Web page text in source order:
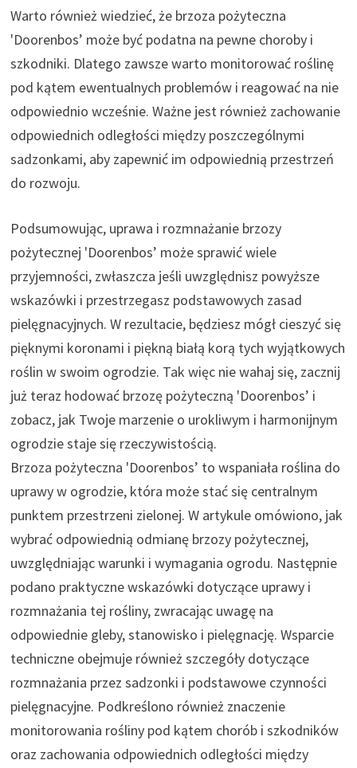
Warto również wiedzieć, że brzoza pożyteczna
'Doorenbos’ może być podatna na pewne choroby i
szkodniki. Dlatego zawsze warto monitorować roślinę
pod kątem ewentualnych problemów i reagować na nie
odpowiednio wcześnie. Ważne jest również zachowanie
odpowiednich odległości między poszczególnymi
sadzonkami, aby zapewnić im odpowiednią przestrzeń
do rozwoju.
Podsumowując, uprawa i rozmnażanie brzozy
pożytecznej 'Doorenbos’ może sprawić wiele
przyjemności, zwłaszcza jeśli uwzględnisz powyższe
wskazówki i przestrzegasz podstawowych zasad
pielęgnacyjnych. W rezultacie, będziesz mógł cieszyć się
pięknymi koronami i piękną białą korą tych wyjątkowych
roślin w swoim ogrodzie. Tak więc nie wahaj się, zacznij
już teraz hodować brzozę pożyteczną 'Doorenbos’ i
zobacz, jak Twoje marzenie o urokliwym i harmonijnym
ogrodzie staje się rzeczywistością.
Brzoza pożyteczna 'Doorenbos’ to wspaniała roślina do
uprawy w ogrodzie, która może stać się centralnym
punktem przestrzeni zielonej. W artykule omówiono, jak
wybrać odpowiednią odmianę brzozy pożytecznej,
uwzględniając warunki i wymagania ogrodu. Następnie
podano praktyczne wskazówki dotyczące uprawy i
rozmnażania tej rośliny, zwracając uwagę na
odpowiednie gleby, stanowisko i pielęgnację. Wsparcie
techniczne obejmuje również szczegóły dotyczące
rozmnażania przez sadzonki i podstawowe czynności
pielęgnacyjne. Podkreślono również znaczenie
monitorowania rośliny pod kątem chorób i szkodników
oraz zachowania odpowiednich odległości między